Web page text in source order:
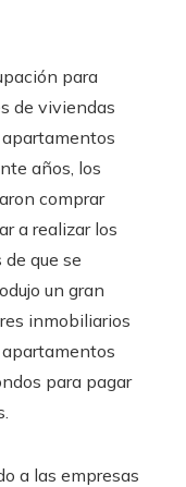
para
de viviendas
años, los
comprar
a realizar los
que se
un gran
inmobiliarios
para pagar
a las empresas